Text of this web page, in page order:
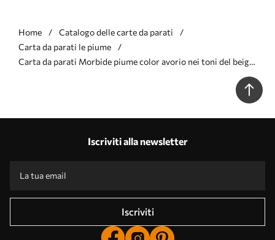
Home
Catalogo delle carte da parati
Carta da parati le piume
Carta da parati Morbide piume color avorio nei toni del beige
Iscriviti alla newsletter
Iscriviti